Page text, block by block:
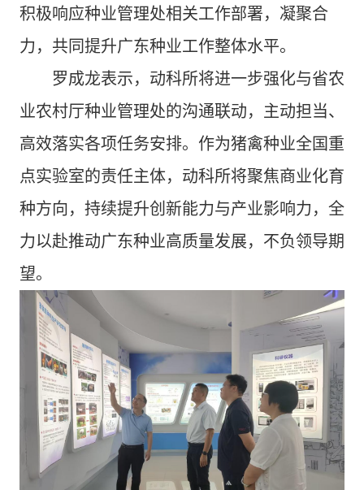
积极响应种业管理处相关工作部署，凝聚合
力，共同提升广东种业工作整体水平。
罗成龙表示，动科所将进一步强化与省农
业农村厅种业管理处的沟通联动，主动担当、
高效落实各项任务安排。作为猪禽种业全国重
点实验室的责任主体，动科所将聚焦商业化育
种方向，持续提升创新能力与产业影响力，全
力以赴推动广东种业高质量发展，不负领导期
望。